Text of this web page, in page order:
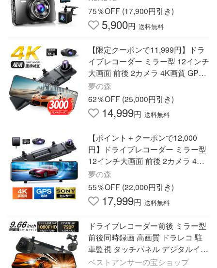
爆買 超PayPay祭
75％OFF (17,900円引き)
5,900円 送料無料
【限定クーポンで11,999円】ドラ
イブレコーダー ミラー型 12インチ
大画面 前後 2カメラ 4K画質 GPS
追跡 800万画素 SONYセンサー W
DR タッチパネル式
夢の森
62％OFF (25,000円引き)
14,999円 送料無料
【ポイント＋クーポンで12,000
円】ドライブレコーダー ミラー型
12インチ大画面 前後 2カメラ 4K
画質 GPS追跡 800万画素 SONYセ
ンサー WDR タッチパネル式
夢の森
55％OFF (22,000円引き)
17,999円 送料無料
ドライブレコーダー前後 ミラー型
前後同時録画 高画質 ドラレコ 駐
車監視 タッチパネル デジタルイン
ナーミラー 爆買
ベストアンサーの宝ショップ